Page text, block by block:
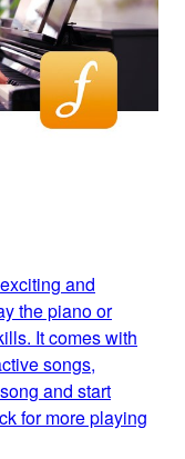
and
the piano or
It comes with
songs,
and start
for more playing